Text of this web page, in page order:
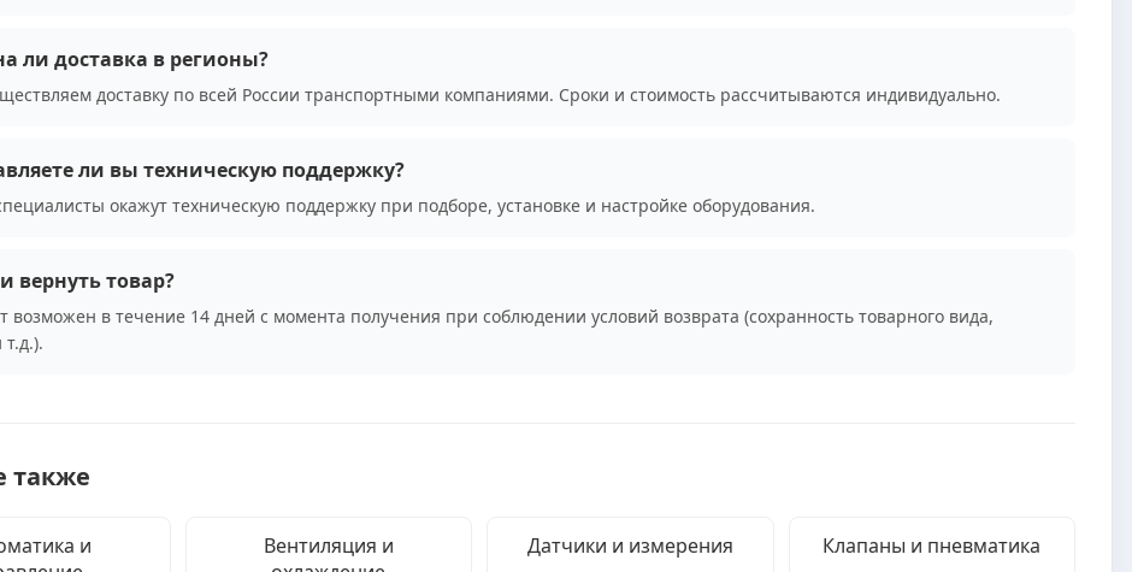
ли доставка в регионы?
доставку по всей России транспортными компаниями. Сроки и стоимость рассчитываются индивидуально.
ли вы техническую поддержку?
окажут техническую поддержку при подборе, установке и настройке оборудования.
вернуть товар?
возможен в течение 14 дней с момента получения при соблюдении условий возврата (сохранность товарного вида,
также
и
Вентиляция и
Датчики и измерения Клапаны и пневматика